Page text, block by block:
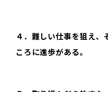
４．難しい仕事を狙え、
ころに進歩がある。